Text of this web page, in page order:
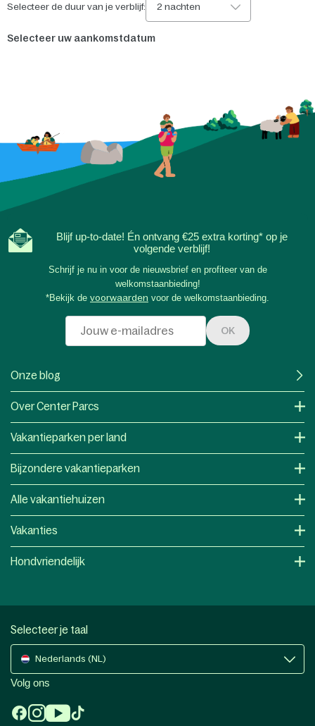
Selecteer de duur van je verblijf: 2 nachten
Selecteer uw aankomstdatum
Blijf up-to-date! Én ontvang €25 extra korting* op je
volgende verblijf!
Schrijf je nu in voor de nieuwsbrief en profiteer van de
welkomstaanbieding!
*Bekijk de voorwaarden voor de welkomstaanbieding.
OK
Onze blog
Over Center Parcs
Vakantieparken per land
Bijzondere vakantieparken
Alle vakantiehuizen
Vakanties
Hondvriendelijk
Selecteer je taal
Nederlands (NL)
Volg ons